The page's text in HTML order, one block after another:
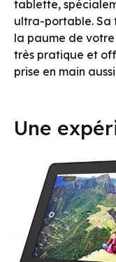
tablette,
ultra-portable. Sa
la paume de votre
très pratique et
prise en main
Une